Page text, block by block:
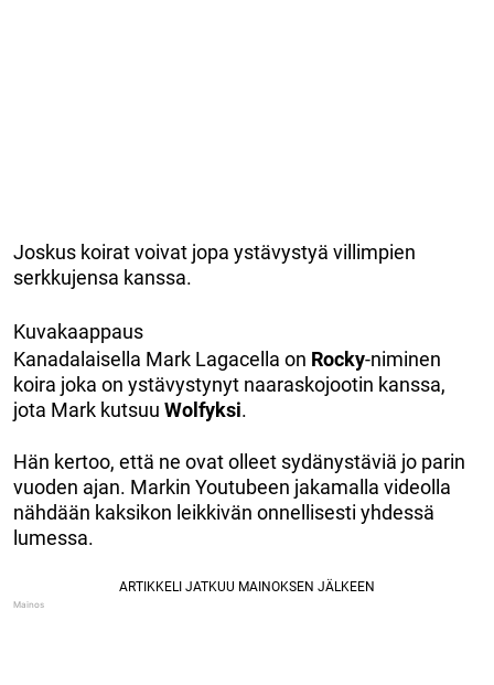
Joskus koirat voivat jopa ystävystyä villimpien
serkkujensa kanssa.
Kuvakaappaus
Kanadalaisella Mark Lagacella on Rocky-niminen
koira joka on ystävystynyt naaraskojootin kanssa,
jota Mark kutsuu Wolfyksi.
Hän kertoo, että ne ovat olleet sydänystäviä jo parin
vuoden ajan. Markin Youtubeen jakamalla videolla
nähdään kaksikon leikkivän onnellisesti yhdessä
lumessa.